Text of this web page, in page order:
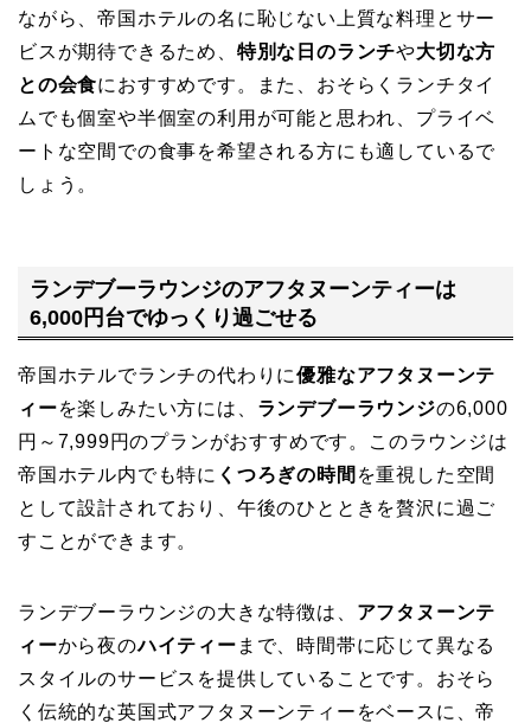
ながら、帝国ホテルの名に恥じない上質な料理とサー
ビスが期待できるため、 特別な日のランチや大切な方
との会食におすすめです。また、おそらくランチタイ
ムでも個室や半個室の利用が可能と思われ、プライベ
ートな空間での食事を希望される方にも適しているで
しょう。
ランデブーラウンジのアフタヌーンティーは
6,000円台でゆっくり過ごせる
帝国ホテルでランチの代わりに優雅なアフタヌーンテ
ィーを楽しみたい方には、 ランデブーラウンジの6,000
円～7,999円のプランがおすすめです。このラウンジは
帝国ホテル内でも特に くつろぎの時間 を重視した空間
として設計されており、午後のひとときを贅沢に過ご
すことができます。
ランデブーラウンジの大きな特徴は、 アフタヌーンテ
ィーから夜のハイティー まで、時間帯に応じて異なる
スタイルのサービスを提供していることです。おそら
く伝統的な英国式アフタヌーンティーをベースに、帝